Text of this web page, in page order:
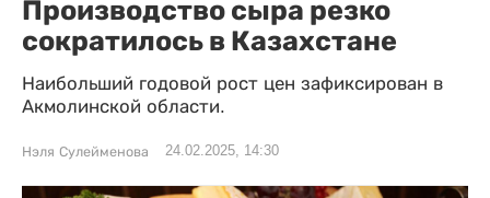
Производство сыра резко
сократилось в Казахстане
Наибольший годовой рост цен зафиксирован в
Акмолинской области.
Нэля Сулейменова 24.02.2025, 14:30